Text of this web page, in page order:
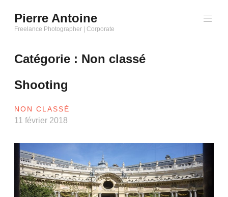
au
contenu
Pierre Antoine
Freelance Photographer | Corporate
Catégorie : Non classé
Shooting
NON CLASSÉ
11 février 2018